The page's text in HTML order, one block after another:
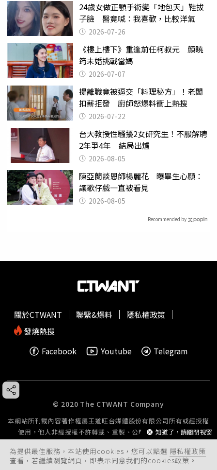
24歲女做正顎手術變「地包天」鞋拔
子臉 醫竟喊：我喜歡，比較洋氣
2026-07-26
《樓上樓下》重逢前任柯叔元 顏曉
筠未婚挑戰當媽
2026-07-07
提離職竟被逼交「料理秘方」！老闆
扣薪拒發 廚師怒爆料衝上熱搜
2026-07-22
台大教授性騷擾2女研究生！不服解聘
2年爭4年 結局出爐
2026-08-05
陳亞蘭談恩師楊麗花 曝畢生心願：
讓歌仔戲一直被看見
2026-08-05
Recommended by
為提供最佳服務，本站使用cookies，您可以點選 隱私權政策
查看，若繼續瀏覽網頁，即表示同意我們的cookies政策。
知道了，請關閉視窗
關於CTWANT 聯繫&爆料
隱私權政策
發燒熱搜
Facebook
Youtube Telegram
© 2020 The CTWANT Company
本網站所刊載內容著作權屬王道旺台媒體股份有限公司所有或經授權
使用，他人非經授權不許轉載、重製、公開播送或公開傳輸。